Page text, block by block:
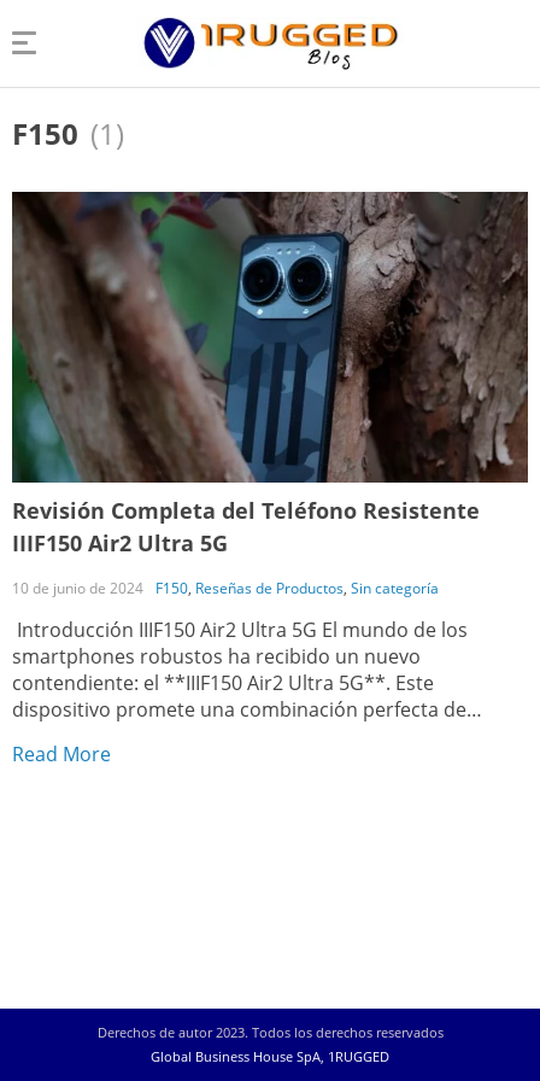
F150 (1)
Revisión Completa del Teléfono Resistente
IIIF150 Air2 Ultra 5G
10 de junio de 2024 F150, Reseñas de Productos, Sin categoría
Introducción IIIF150 Air2 Ultra 5G El mundo de los
smartphones robustos ha recibido un nuevo
contendiente: el **IIIF150 Air2 Ultra 5G**. Este
dispositivo promete una combinación perfecta de
buscan un teléfono que no solo soporte los rigores del
Read More
Derechos de autor 2023. Todos los derechos reservados
Global Business House SpA, 1RUGGED